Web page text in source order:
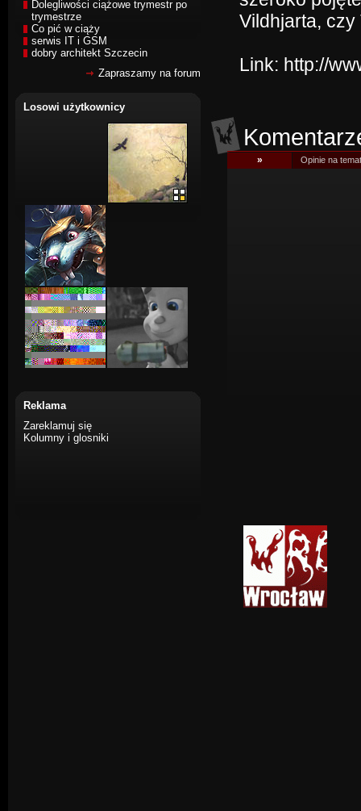
Dolegliwości ciążowe trymestr po
trymestrze
Co pić w ciąży
serwis IT i GSM
dobry architekt Szczecin
Zapraszamy na forum
Losowi użytkownicy
Reklama
Zareklamuj się
Kolumny i glosniki
Vildhjarta, czy
Link: http://
» Opinie na